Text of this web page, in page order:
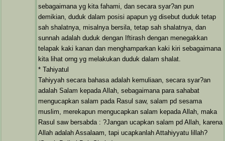
sebagaimana yg kita fahami, dan secara syar?an pun
demikian, duduk dalam posisi apapun yg disebut duduk tetap
sah shalatnya, misalnya bersila, tetap sah shalatnya, dan
sunnah adalah duduk dengan Iftirash dengan menegakkan
telapak kaki kanan dan menghamparkan kaki kiri sebagaimana
kita lihat orng yg melakukan duduk dalam shalat.
* Tahiyatul
Tahiyyah secara bahasa adalah kemuliaan, secara syar?an
adalah Salam kepada Allah, sebagaimana para sahabat
mengucapkan salam pada Rasul saw, salam pd sesama
muslim, merekapun mengucapkan salam kepada Allah, maka
Rasul saw bersabda : ?Jangan ucapkan salam pd Allah, karena
Allah adalah Assalaam, tapi ucapkanlah Attahiyyatu lillah?